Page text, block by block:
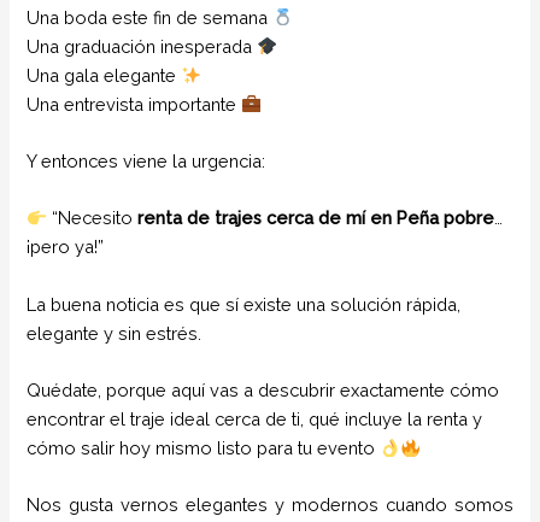
Una boda este fin de semana
Una graduación inesperada
Una gala elegante
Una entrevista importante
Y entonces viene la urgencia:
“Necesitorenta de trajes cerca de mí en Peña pobre
¡pero ya!”
La buena noticia es que sí existe una solución rápida,
elegante y sin estrés.
Quédate, porque aquí vas a descubrir exactamente cómo
encontrar el traje ideal cerca de ti, qué incluye la renta y
cómo salir hoy mismo listo para tu evento
Nos gusta vernos elegantes y modernos cuando somos